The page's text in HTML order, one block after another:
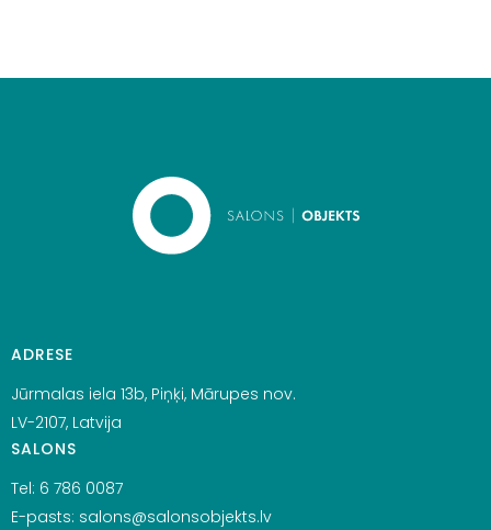
ADRESE
Jūrmalas iela 13b, Piņķi, Mārupes nov.
LV-2107, Latvija
SALONS
Tel: 6 786 0087
E-pasts: salons@salonsobjekts.lv